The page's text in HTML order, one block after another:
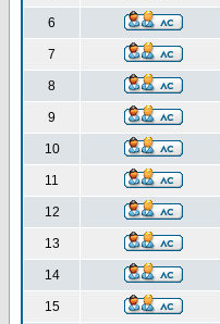
6
7
8
9
10
11
12
13
14
15